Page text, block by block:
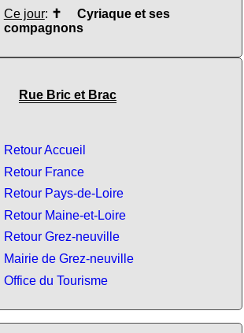
Ce jour: ✝ Cyriaque et ses
compagnons
Rue Bric et Brac
Retour Accueil
Retour France
Retour Pays-de-Loire
Retour Maine-et-Loire
Retour Grez-neuville
Mairie de Grez-neuville
Office du Tourisme